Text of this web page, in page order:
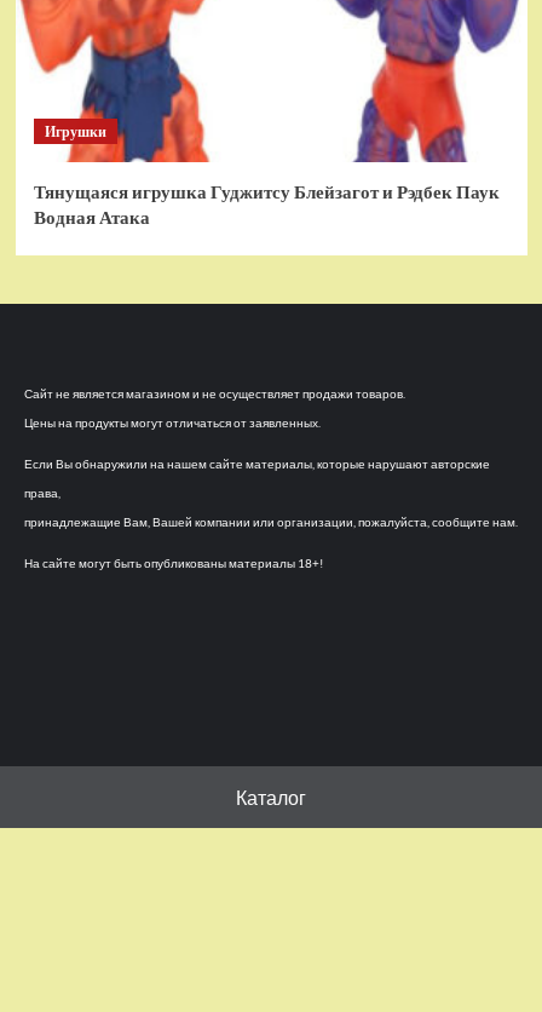
Игрушки
Тянущаяся игрушка Гуджитсу Блейзагот и Рэдбек Паук
Водная Атака
Сайт не является магазином и не осуществляет продажи товаров.
Цены на продукты могут отличаться от заявленных.
Если Вы обнаружили на нашем сайте материалы, которые нарушают авторские
права,
принадлежащие Вам, Вашей компании или организации, пожалуйста, сообщите нам.
На сайте могут быть опубликованы материалы 18+!
Каталог